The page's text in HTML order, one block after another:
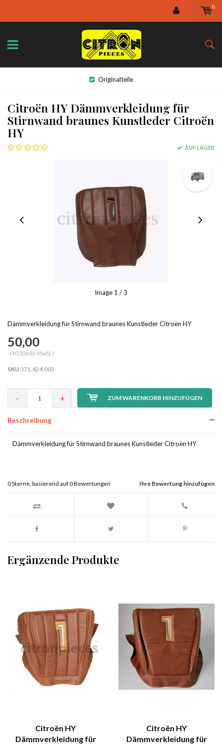
0
Originalteile
Citroën HY Dämmverkleidung für
Stirnwand braunes Kunstleder Citroën
HY
AUF LAGER
Image 1 / 3
Dämmverkleidung für Stirnwand braunes Kunstleder Citroën HY
50,00
(60,50 Inkl. MwSt.)
SKU 371.424.003
- + ZUM WARENKORB HINZUFÜGEN
Beschreibung
Dämmverkleidung für Stirnwand braunes Kunstleder Citroën HY
Ihre Bewertung hinzufügen
0Sterne, basierend auf0Bewertungen
Ergänzende Produkte
Citroën HY
Dämmverkleidung für
Citroën HY
Dämmverkleidung für